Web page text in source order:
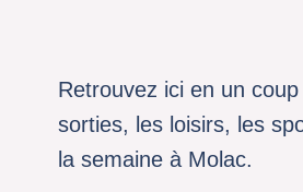
Retrouvez ici en un
sorties, les loisirs, les
la semaine à Molac.